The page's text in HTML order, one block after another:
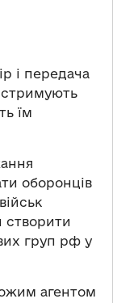
і передача
стримують
їм
оборонців
створити
груп рф у
агентом